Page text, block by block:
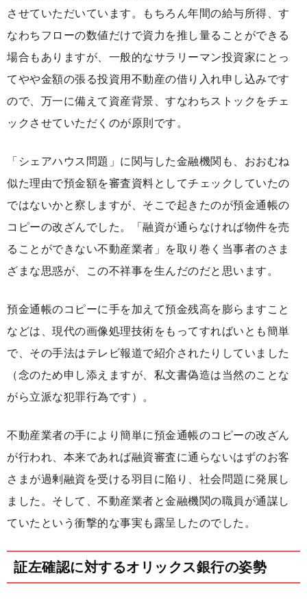
させていただいています。もちろん年間の給与所得、す
なわちフローの数値だけで資力を推し量ることができる
場合もありますが、一般的なサラリーマン投資家にとっ
てやや金額の張る投資用不動産の借り入れ申し込みです
ので、万一に備えて資産背景、すなわちストックをチェ
ックさせていただくのが原則です。
「シェアハウス問題」に関与した金融機関も、おおむね
似た理由で預金額を審査資料としてチェックしていたの
ではないかと察しますが、そこで起きたのが預金通帳の
コピーの改ざんでした。「融資が通らなければ物件を売
ることができない不動産業者」を取り巻く当事者のさま
ざまな思惑が、この不祥事を生んだのだと思います。
預金通帳のコピーに手を加えて預金残高を膨らますこと
などは、現代の画像処理技術をもってすればいとも簡単
で、その手法はテレビ報道で紹介されたりしていました
（念のため申し添えますが、私文書偽造は当然のことな
がら立派な犯罪行為です）。
不動産業者の手により簡単に預金通帳のコピーの改ざん
が行われ、本来であれば融資審査に通らないはずのお客
さまが過剰融資を受ける羽目に陥り、社会問題に発展し
ました。そして、不動産業者と金融機関の職員が通謀し
ていたという衝撃的な事実も露呈したのでした。
証左確認に対するオリックス銀行の姿勢